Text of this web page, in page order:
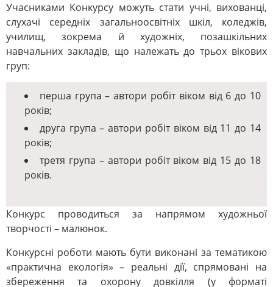
Учасниками Конкурсу можуть стати учні, вихованці,
слухачі середніх загальноосвітніх шкіл, коледжів,
училищ, зокрема й художніх, позашкільних
навчальних закладів, що належать до трьох вікових
груп:
перша група – автори робіт віком від 6 до 10
років;
друга група – автори робіт віком від 11 до 14
років;
третя група – автори робіт віком від 15 до 18
років.
Конкурс проводиться за напрямом художньої
творчості – малюнок.
Конкурсні роботи мають бути виконані за тематикою
«практична екологія» – реальні дії, спрямовані на
збереження та охорону довкілля (у форматі